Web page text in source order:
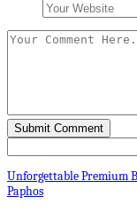
Unforgettable Premium
Paphos